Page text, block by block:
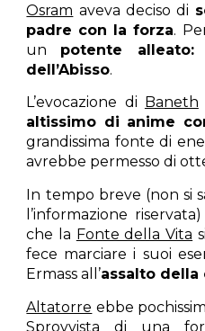
Osram aveva deciso di
padre con la forza.
un potente alleato:
dell’Abisso.
L’evocazione di
Baneth
altissimo di anime
grandissima fonte di
avrebbe permesso di
In tempo breve (non si
l’informazione riservata)
che la Fonte della Vita
fece marciare i suoi
Ermass all’assalto della
Altatorre ebbe
Sprovvista di una